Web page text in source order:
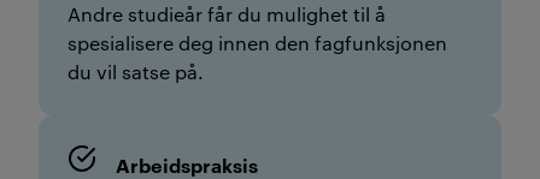
Andre studieår får du mulighet til å
spesialisere deg innen den fagfunksjonen
du vil satse på.
Arbeidspraksis